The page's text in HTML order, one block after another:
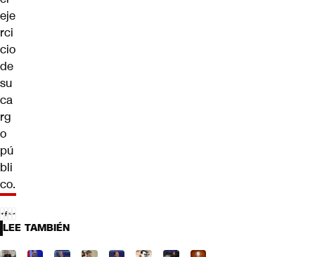
eje
rci
cio
de
su
ca
rg
o
pú
bli
co.
LEE TAMBIÉN